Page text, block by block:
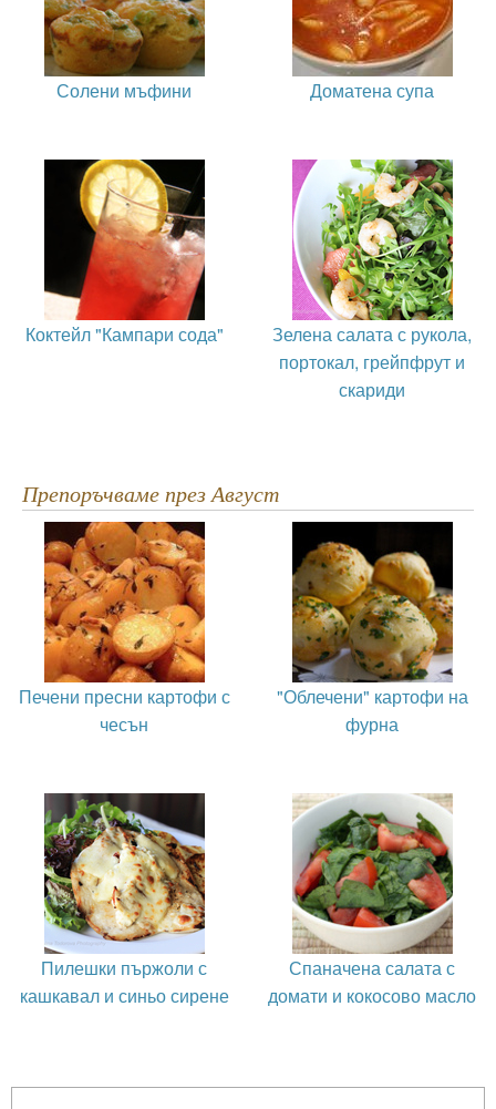
Солени мъфини Доматена супа
Коктейл "Кампари сода"
Зелена салата с рукола,
портокал, грейпфрут и
скариди
Препоръчваме през Август
Печени пресни картофи с
чесън
"Облечени" картофи на
фурна
Пилешки пържоли с
кашкавал и синьо сирене
Спаначена салата с
домати и кокосово масло